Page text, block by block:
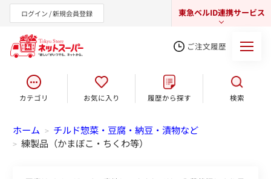
ログイン / 新規会員登録 東急ベルID連携サービス
東急オンラインショップ
ご注文履歴
カテゴリ お気に入り 履歴から探す 検索
ホーム > チルド惣菜・豆腐・納豆・漬物など
> 練製品（かまぼこ・ちくわ等）